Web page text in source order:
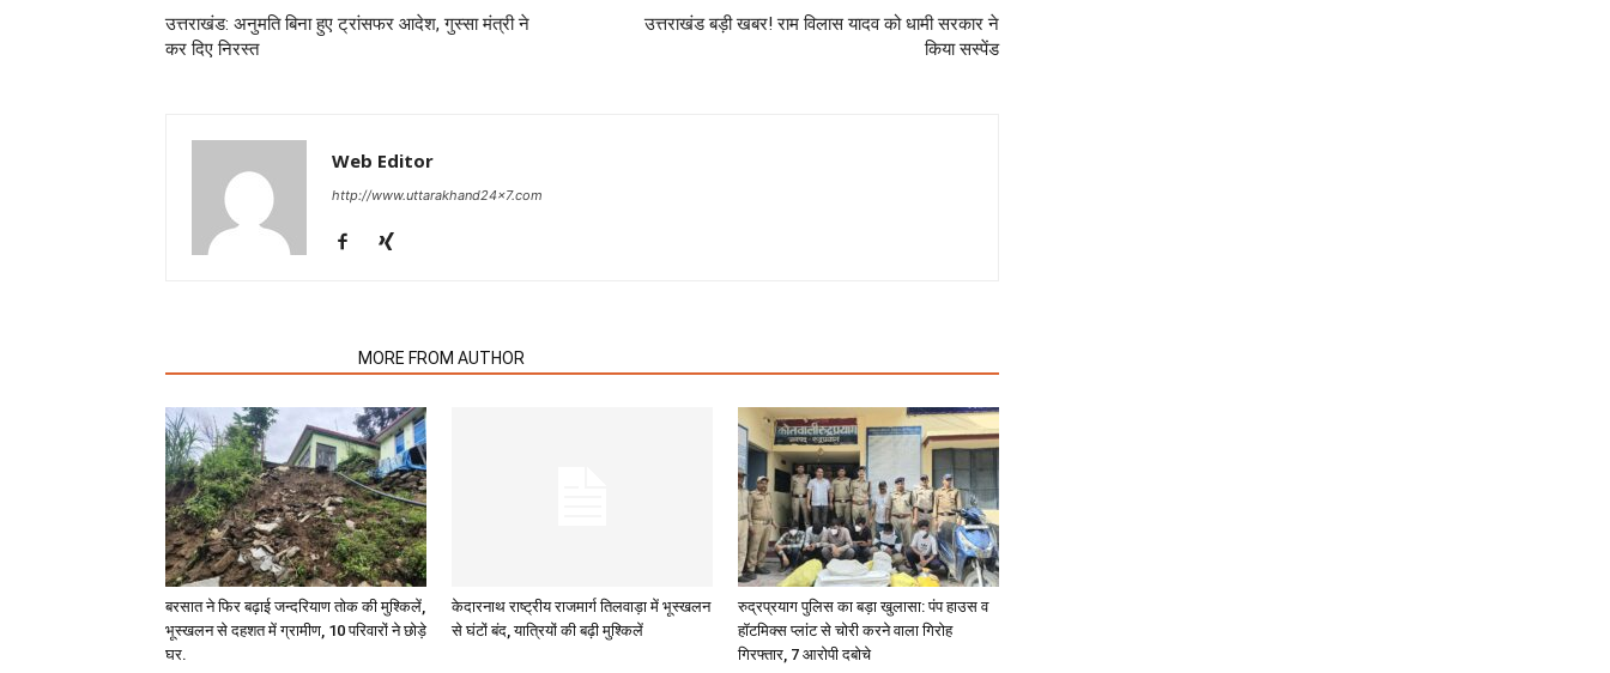
उत्तराखंड: अनुमति बिना हुए ट्रांसफर आदेश, गुस्सा मंत्री ने
कर दिए निरस्त
उत्तराखंड बड़ी खबर! राम विलास यादव को धामी सरकार ने
किया सस्पेंड
Web Editor
http://www.uttarakhand24x7.com
MORE FROM AUTHOR
बरसात ने फिर बढ़ाई जन्दरियाण तोक की मुश्किलें,
भूस्खलन से दहशत में ग्रामीण, 10 परिवारों ने छोड़े
घर.
केदारनाथ राष्ट्रीय राजमार्ग तिलवाड़ा में भूस्खलन
से घंटों बंद, यात्रियों की बढ़ी मुश्किलें
रुद्रप्रयाग पुलिस का बड़ा खुलासा: पंप हाउस व
हॉटमिक्स प्लांट से चोरी करने वाला गिरोह
गिरफ्तार, 7 आरोपी दबोचे